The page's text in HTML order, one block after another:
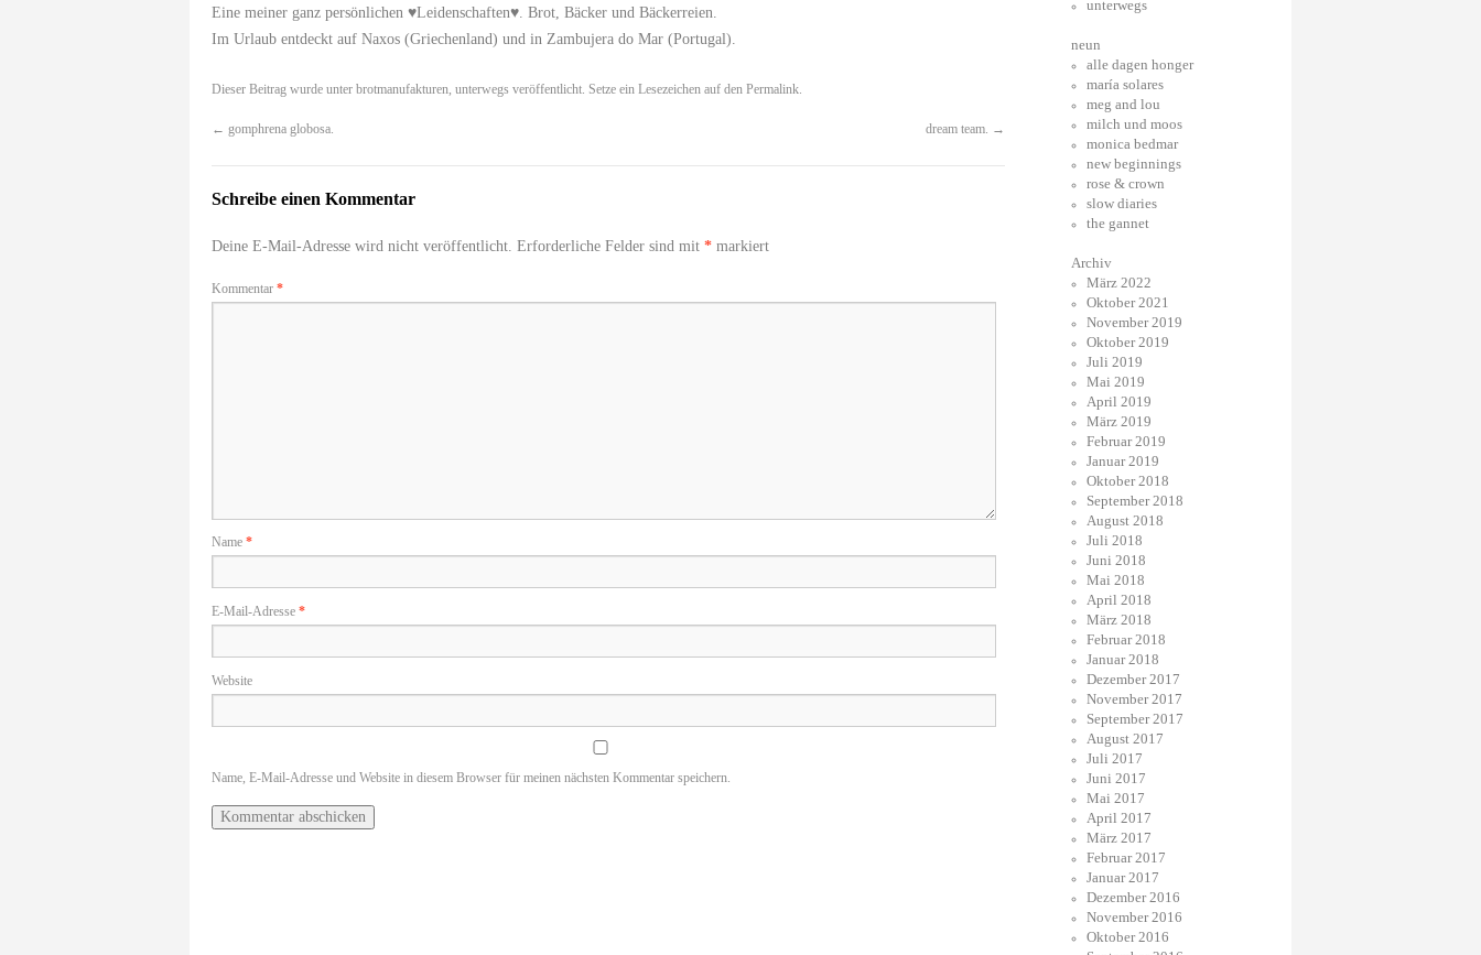
Eine meiner ganz persönlichen ♥Leidenschaften♥. Brot, Bäcker und Bäckerreien.
Im Urlaub entdeckt auf Naxos (Griechenland) und in Zambujera do Mar (Portugal).
Dieser Beitrag wurde unter brotmanufakturen, unterwegs veröffentlicht. Setze ein Lesezeichen auf den Permalink.
← gomphrena globosa. dream team. →
Schreibe einen Kommentar
Deine E-Mail-Adresse wird nicht veröffentlicht. Erforderliche Felder sind mit * markiert
Kommentar *
Name *
E-Mail-Adresse *
Website
Name, E-Mail-Adresse und Website in diesem Browser für meinen nächsten Kommentar speichern.
unterwegs
neun
alle dagen honger
maría solares
meg and lou
milch und moos
monica bedmar
new beginnings
rose & crown
slow diaries
the gannet
Archiv
März 2022
Oktober 2021
November 2019
Oktober 2019
Juli 2019
Mai 2019
April 2019
März 2019
Februar 2019
Januar 2019
Oktober 2018
September 2018
August 2018
Juli 2018
Juni 2018
Mai 2018
April 2018
März 2018
Februar 2018
Januar 2018
Dezember 2017
November 2017
September 2017
August 2017
Juli 2017
Juni 2017
Mai 2017
April 2017
März 2017
Februar 2017
Januar 2017
Dezember 2016
November 2016
Oktober 2016